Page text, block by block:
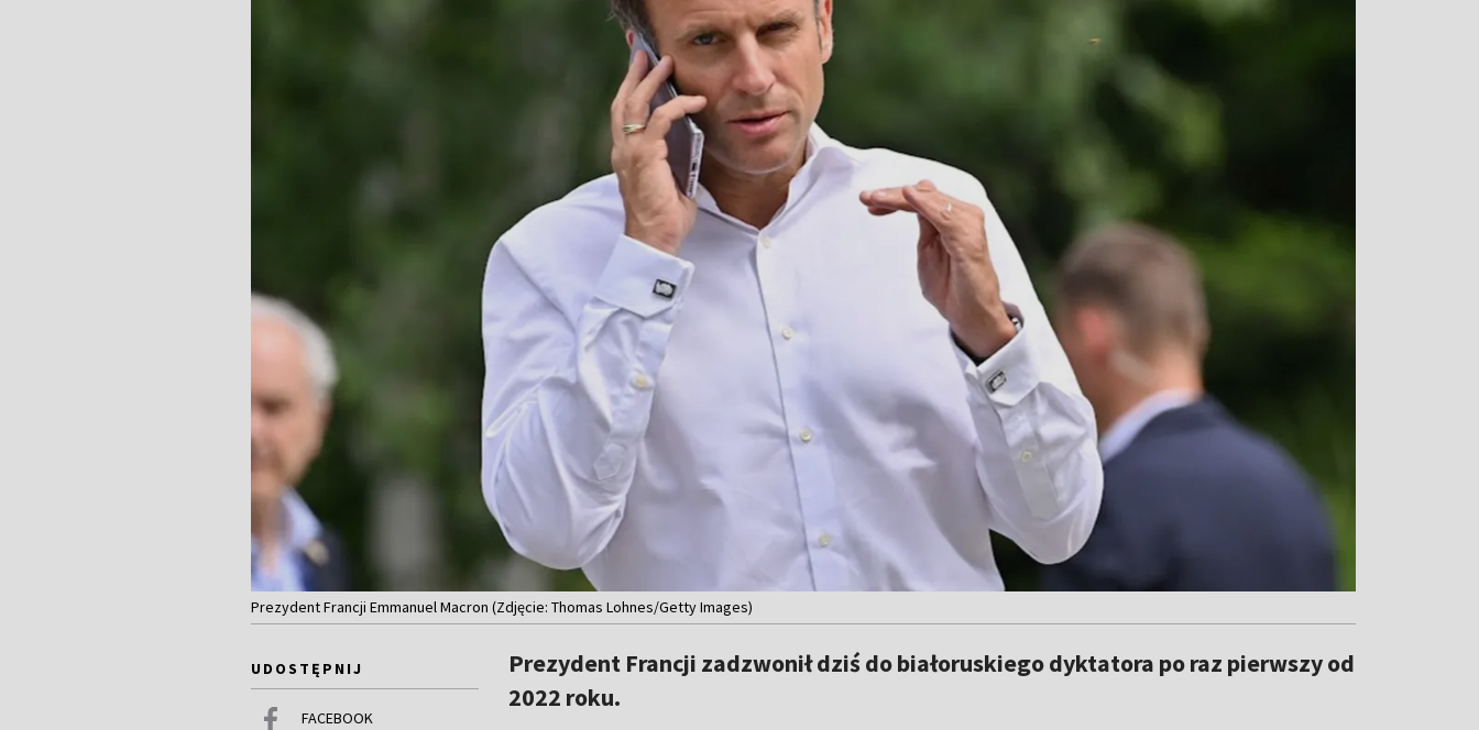
Prezydent Francji Emmanuel Macron (Zdjęcie: Thomas Lohnes/Getty Images)
UDOSTĘPNIJ
FACEBOOK
Prezydent Francji zadzwonił dziś do białoruskiego dyktatora po raz pierwszy od
2022 roku.